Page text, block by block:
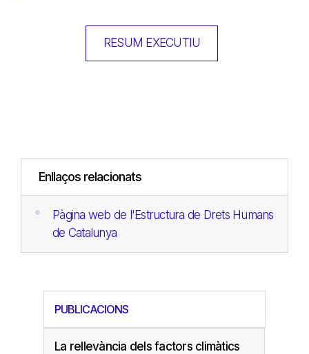
RESUM EXECUTIU
Enllaços relacionats
Pàgina web de l'Estructura de Drets Humans
de Catalunya
PUBLICACIONS
La rellevància dels factors climàtics